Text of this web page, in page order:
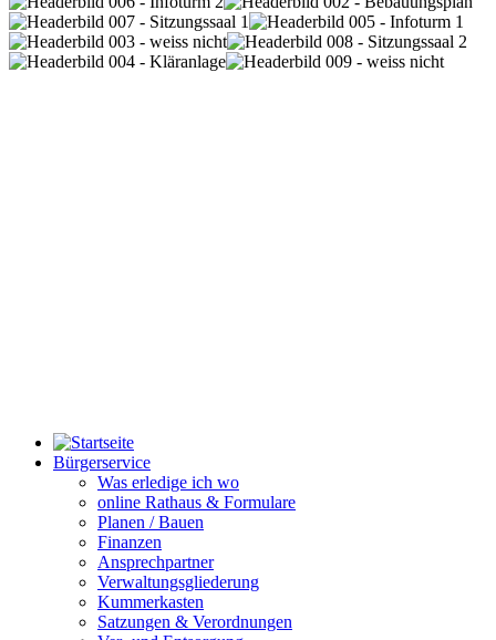
Bürgerservice
Was erledige ich wo
online Rathaus & Formulare
Planen / Bauen
Finanzen
Ansprechpartner
Verwaltungsgliederung
Kummerkasten
Satzungen & Verordnungen